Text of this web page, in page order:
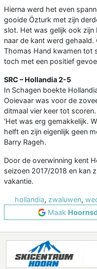
Hierna werd het even
gooide Özturk met zijn
slot. Het was gelijk ook zijn
naar de kant werd gehaald.
Thomas Hand kwamen tot
toch met een positief
SRC – Hollandia2-5
In Schagen boekte
Ooievaar was voor de
ditmaal vier keer tot
‘Het was erg gemakkelijk.
helft en zijn eigenlijk geen
Barry Rageh.
Door de overwinning kent
seizoen 2017/2018 en kan
vakantie.
hollandia, zwaluwen,
Maak